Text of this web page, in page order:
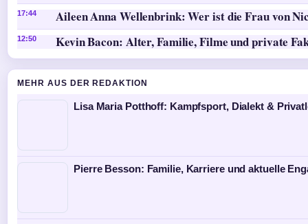
17:44 Aileen Anna Wellenbrink: Wer ist die Frau von
12:50 Kevin Bacon: Alter, Familie, Filme und private
MEHR AUS DER REDAKTION
Lisa Maria Potthoff: Kampfsport, Dialekt &
Pierre Besson: Familie, Karriere und aktuelle